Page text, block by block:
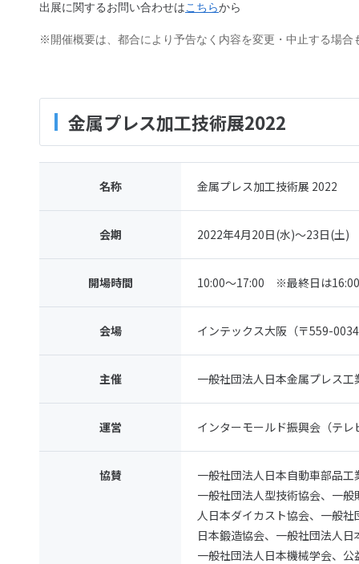
出展に関するお問い合わせはこちらから
※開催概要は、都合により予告なく内容を変更・中止する場合
金属プレス加工技術展2022
名称 金属プレス加工技術展 2022
会期 2022年4月20日(水)～23日(土)
開場時間 10:00～17:00 ※最終日は
会場 インテックス大阪（〒559-
主催 一般社団法人日本金属プレス工
運営 インターモールド振興会（テ
協賛
一般社団法人日本自動車部品
一般社団法人型技術協会、一
人日本ダイカスト協会、一般
日本鍛造協会、一般社団法人
一般社団法人日本機械学会、